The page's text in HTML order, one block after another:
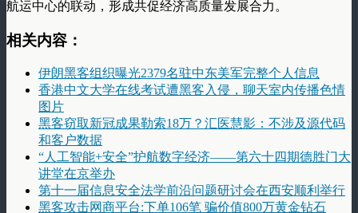
航运中心的联动，形成共促经济高质量发展合力。
相关内容：
伊朗黑客组织曝光2379名驻中东美军完整个人信息
香港中文大学在线考试遭黑客入侵，聊天室内传播色情
图片
黑客窃取新冠成果勒索18万？汇医慧影：不涉及源代码
和客户数据
“人工智能+安全”护航数字经济——第六十四期德胜门大
讲堂在京举办
第十一届信息安全法学前沿问题研讨会在西安顺利举行
黑客攻击网商平台:下单106笔 骗价值800万黄金钻石